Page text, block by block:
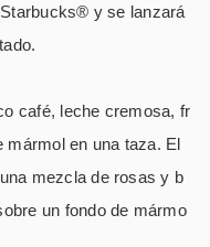
y se lanzará
café, leche cremosa, fr
mármol en una taza. El
mezcla de rosas y b
un fondo de mármo